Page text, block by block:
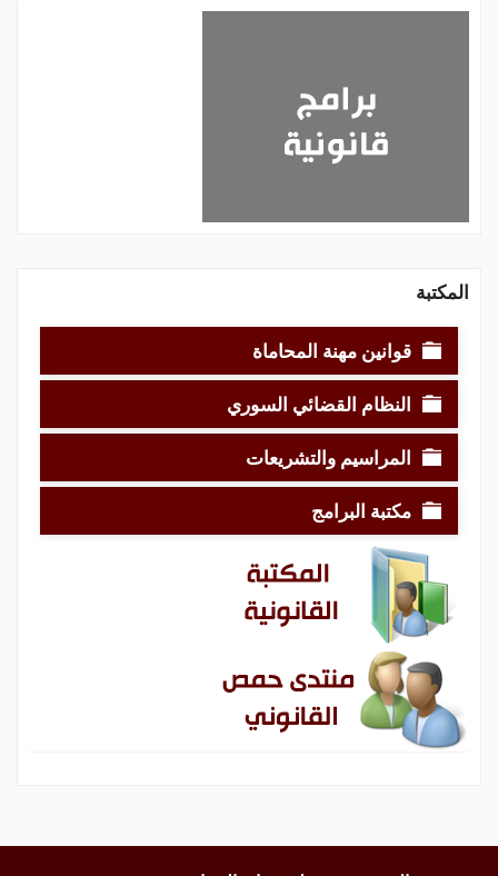
المكتبة
قوانين مهنة المحاماة
النظام القضائي السوري
المراسيم والتشريعات
مكتبة البرامج